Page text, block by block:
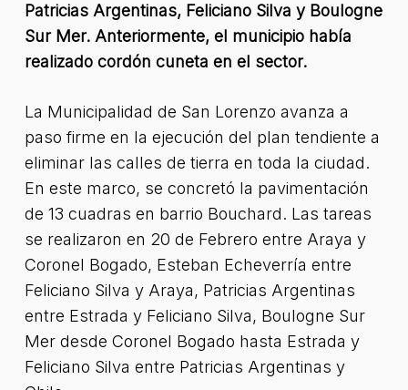
Patricias Argentinas, Feliciano Silva y Boulogne
Sur Mer. Anteriormente, el municipio había
realizado cordón cuneta en el sector.
La Municipalidad de San Lorenzo avanza a
paso firme en la ejecución del plan tendiente a
eliminar las calles de tierra en toda la ciudad.
En este marco, se concretó la pavimentación
de 13 cuadras en barrio Bouchard. Las tareas
se realizaron en 20 de Febrero entre Araya y
Coronel Bogado, Esteban Echeverría entre
Feliciano Silva y Araya, Patricias Argentinas
entre Estrada y Feliciano Silva, Boulogne Sur
Mer desde Coronel Bogado hasta Estrada y
Feliciano Silva entre Patricias Argentinas y